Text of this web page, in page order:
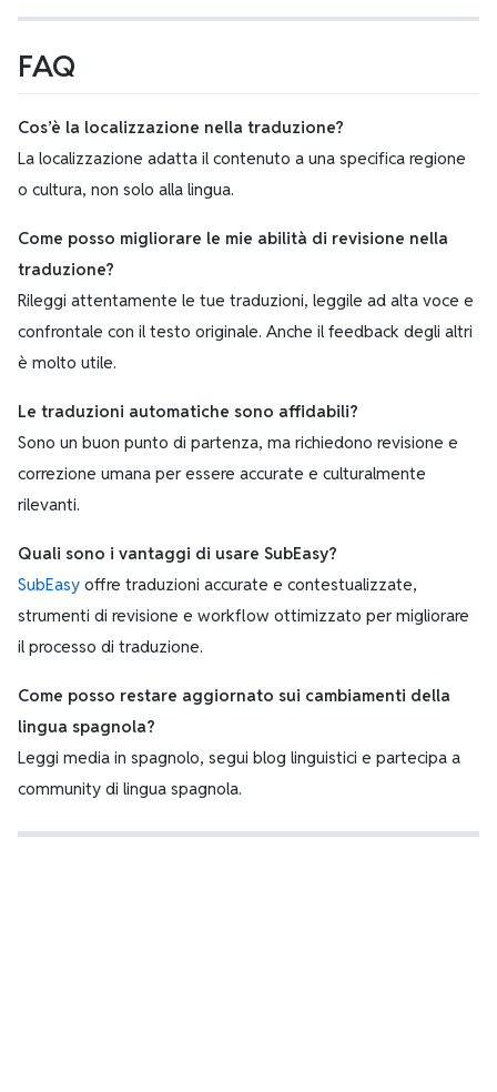
FAQ
Cos’è la localizzazione nella traduzione?
La localizzazione adatta il contenuto a una specifica regione
o cultura, non solo alla lingua.
Come posso migliorare le mie abilità di revisione nella
traduzione?
Rileggi attentamente le tue traduzioni, leggile ad alta voce e
confrontale con il testo originale. Anche il feedback degli altri
è molto utile.
Le traduzioni automatiche sono affidabili?
Sono un buon punto di partenza, ma richiedono revisione e
correzione umana per essere accurate e culturalmente
rilevanti.
Quali sono i vantaggi di usare SubEasy?
SubEasy offre traduzioni accurate e contestualizzate,
strumenti di revisione e workflow ottimizzato per migliorare
il processo di traduzione.
Come posso restare aggiornato sui cambiamenti della
lingua spagnola?
Leggi media in spagnolo, segui blog linguistici e partecipa a
community di lingua spagnola.